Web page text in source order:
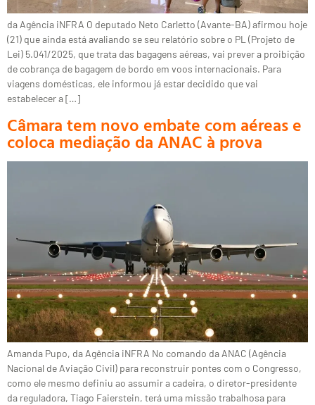
da Agência iNFRA O deputado Neto Carletto (Avante-BA) afirmou hoje
(21) que ainda está avaliando se seu relatório sobre o PL (Projeto de
Lei) 5.041/2025, que trata das bagagens aéreas, vai prever a proibição
de cobrança de bagagem de bordo em voos internacionais. Para
viagens domésticas, ele informou já estar decidido que vai
estabelecer a […]
Câmara tem novo embate com aéreas e
coloca mediação da ANAC à prova
Amanda Pupo, da Agência iNFRA No comando da ANAC (Agência
Nacional de Aviação Civil) para reconstruir pontes com o Congresso,
como ele mesmo definiu ao assumir a cadeira, o diretor-presidente
da reguladora, Tiago Faierstein, terá uma missão trabalhosa para